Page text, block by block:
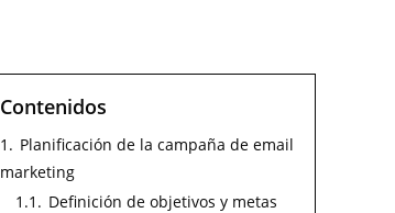
Contenidos
1. Planificación de la campaña de email
marketing
1.1. Definición de objetivos y metas